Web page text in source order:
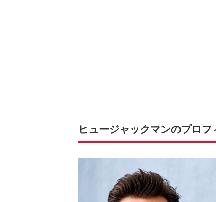
ヒュージャックマンのプロフ